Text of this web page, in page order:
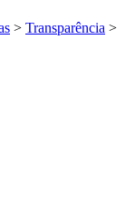
> Transparência >